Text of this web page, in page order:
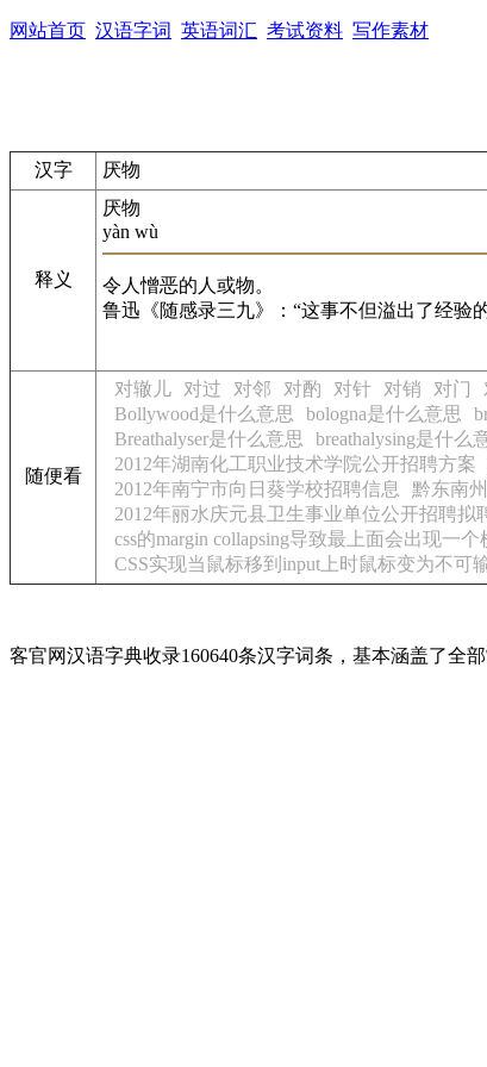
网站首页 汉语字词 英语词汇 考试资料 写作素材
汉字 厌物
释义
厌物
yàn wù
令人憎恶的人或物。
鲁迅《随感录三九》：“这事不但溢出了经验
随便看
对辙儿 对过 对邻 对酌 对针 对销 对门
Bollywood是什么意思
bologna是什么意思
Breathalyser是什么意思
breathalysing是什么
2012年湖南化工职业技术学院公开招聘方案
2012年南宁市向日葵学校招聘信息
黔东南
2012年丽水庆元县卫生事业单位公开招聘拟
css的margin collapsing导致最上面会出现一个
CSS实现当鼠标移到input上时鼠标变为不可
客官网汉语字典收录160640条汉字词条，基本涵盖了全